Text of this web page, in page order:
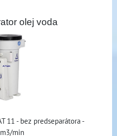
olej voda
11 - bez predseparátora -
min